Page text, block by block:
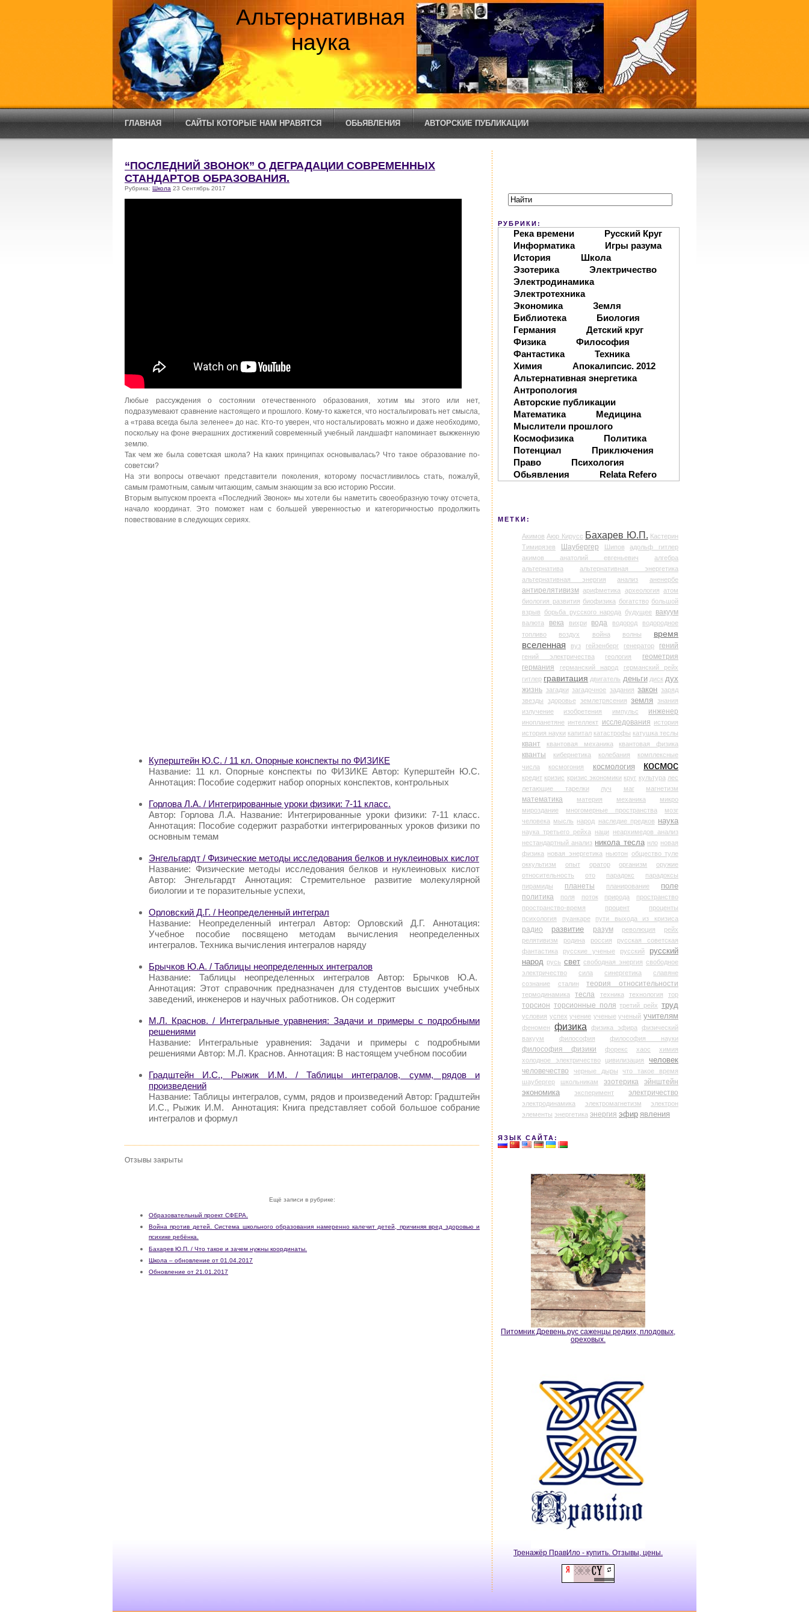
Альтернативная
наука
ГЛАВНАЯ САЙТЫ КОТОРЫЕ НАМ НРАВЯТСЯ ОБЬЯВЛЕНИЯ АВТОРСКИЕ ПУБЛИКАЦИИ
“ПОСЛЕДНИЙ ЗВОНОК” О ДЕГРАДАЦИИ СОВРЕМЕННЫХ
СТАНДАРТОВ ОБРАЗОВАНИЯ.
Рубрика: Школа 23 Сентябрь 2017
Любые рассуждения о состоянии отечественного образования, хотим мы этого или нет,
подразумевают сравнение настоящего и прошлого. Кому-то кажется, что ностальгировать нет смысла,
а «трава всегда была зеленее» до нас. Кто-то уверен, что ностальгировать можно и даже необходимо,
поскольку на фоне вчерашних достижений современный учебный ландшафт напоминает выжженную
землю.
Так чем же была советская школа? На каких принципах основывалась? Что такое образование по-
советски?
На эти вопросы отвечают представители поколения, которому посчастливилось стать, пожалуй,
самым грамотным, самым читающим, самым знающим за всю историю России.
Вторым выпуском проекта «Последний Звонок» мы хотели бы наметить своеобразную точку отсчета,
начало координат. Это поможет нам с большей уверенностью и категоричностью продолжить
повествование в следующих сериях.
Куперштейн Ю.С. / 11 кл. Опорные конспекты по ФИЗИКЕ
Название: 11 кл. Опорные конспекты по ФИЗИКЕ Автор: Куперштейн Ю.С.
Аннотация: Пособие содержит набор опорных конспектов, контрольных
Горлова Л.А. / Интегрированные уроки физики: 7-11 класс.
Автор: Горлова Л.А. Название: Интегрированные уроки физики: 7-11 класс.
Аннотация: Пособие содержит разработки интегрированных уроков физики по
основным темам
Энгельгардт / Физические методы исследования белков и нуклеиновых кислот
Название: Физические методы исследования белков и нуклеиновых кислот
Автор: Энгельгардт Аннотация: Стремительное развитие молекулярной
биологии и те поразительные успехи,
Орловский Д.Г. / Неопределенный интеграл
Название: Неопределенный интеграл Автор: Орловский Д.Г. Аннотация:
Учебное пособие посвящено методам вычисления неопределенных
интегралов. Техника вычисления интегралов наряду
Брычков Ю.А. / Таблицы неопределенных интегралов
Название: Таблицы неопределенных интегралов Автор: Брычков Ю.А.
Аннотация: Этот справочник предназначен для студентов высших учебных
заведений, инженеров и научных работников. Он содержит
М.Л. Краснов. / Интегральные уравнения: Задачи и примеры с подробными
решениями
Название: Интегральные уравнения: Задачи и примеры с подробными
решениями Автор: М.Л. Краснов. Аннотация: В настоящем учебном пособии
Градштейн И.С., Рыжик И.М. / Таблицы интегралов, сумм, рядов и
произведений
Название: Таблицы интегралов, сумм, рядов и произведений Автор: Градштейн
И.С., Рыжик И.М. Аннотация: Книга представляет собой большое собрание
интегралов и формул
Отзывы закрыты
Ещё записи в рубрике:
Образовательный проект СФЕРА.
Война против детей. Система школьного образования намеренно калечит детей, причиняя вред здоровью и
психике ребёнка.
Бахарев Ю.П. / Что такое и зачем нужны координаты.
Школа – обновление от 01.04.2017
Обновление от 21.01.2017
РУБРИКИ:
Река времени
Русский Круг
Информатика
Игры разума
История
Школа
Эзотерика
Электричество
Электродинамика
Электротехника
Экономика
Земля
Библиотека
Биология
Германия
Детский круг
Физика
Философия
Фантастика
Техника
Химия
Апокалипсис. 2012
Альтернативная энергетика
Антропология
Авторские публикации
Математика
Медицина
Мыслители прошлого
Космофизика
Политика
Потенциал
Приключения
Право
Психология
Обьявления
Relata Refero
МЕТКИ:
Акимов Аюр Кирусс Бахарев Ю.П. Кастерин
Тимирязев
Шаубергер Шипов
адольф гитлер
акимов анатолий евгеньевич
алгебра
альтернатива
альтернативная энергетика
альтернативная энергия
анализ аненербе
антирелятивизм арифметика археология атом
биология развития биофизика богатство большой
взрыв
борьба русского народа будущее вакуум
валюта века вихри вода водород
водородное
топливо
воздух война волны
время
вселенная
вуз гейзенберг генератор гений
гений электричества геология
геометрия
германия
германский народ
германский рейх
гитлер гравитация двигатель деньги диск дух
жизнь загадки загадочное задания закон заряд
звезды
здоровье землетрясения земля
знания
излучение
изобретения импульс инженер
инопланетяне интеллект исследования история
история науки капитал катастрофы катушка теслы
квант квантовая механика квантовая физика
кванты кибернетика колебания
комплексные
числа
космогония космология космос
кредит кризис кризис экономики круг культура лес
летающие тарелки
луч маг магнетизм
математика материя механика
микро
мироздание
многомерные пространства
мозг
человека мысль народ наследие предков наука
наука третьего рейха наци
неархимедов анализ
нестандартный анализ никола тесла нло новая
физика новая энергетика ньютон общество туле
оккультизм
опыт оратор организм
оружие
относительность
ото парадокс
парадоксы
пирамиды
планеты планирование
поле
политика
поля поток природа
пространство
пространство-время
процент
проценты
психология
пуанкаре пути выхода из кризиса
радио развитие разум революция
рейх
релятивизм
родина россия
русская советская
фантастика
русские ученые русский
русский
народ русь свет свободная энергия свободное
электричество
сила синергетика
славяне
сознание
сталин теория относительности
термодинамика тесла техника технология тор
торсион торсионные поля третий рейх труд
условия успех учение ученые ученый учителям
феномен физика физика эфира
физический
вакуум
философия философия науки
философия физики форекс хаос
химия
холодное электричество
цивилизация человек
человечество черные дыры
что такое время
шаубергер
школьникам эзотерика
эйнштейн
экономика
эксперимент электричество
электродинамика электромагнетизм
электрон
элементы энергетика энергия эфир явления
ЯЗЫК САЙТА:
Питомник Древень.рус саженцы редких, плодовых,
ореховых.
Тренажёр ПравИло - купить. Отзывы, цены.